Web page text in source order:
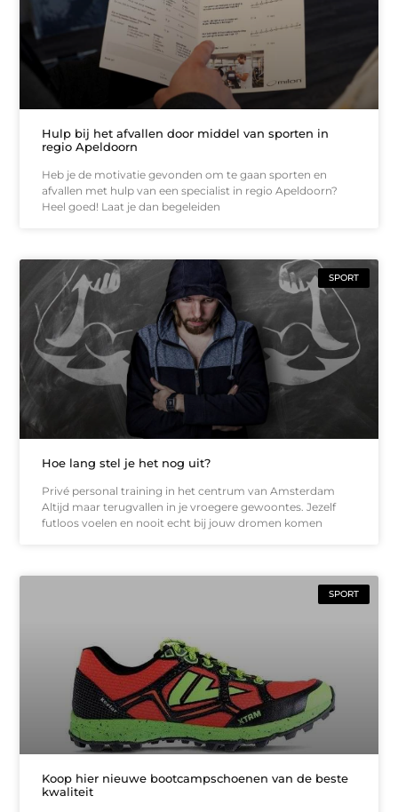
Hulp bij het afvallen door middel van sporten in
regio Apeldoorn
Heb je de motivatie gevonden om te gaan sporten en
afvallen met hulp van een specialist in regio Apeldoorn?
Heel goed! Laat je dan begeleiden
SPORT
Hoe lang stel je het nog uit?
Privé personal training in het centrum van Amsterdam
Altijd maar terugvallen in je vroegere gewoontes. Jezelf
futloos voelen en nooit echt bij jouw dromen komen
SPORT
Koop hier nieuwe bootcampschoenen van de beste
kwaliteit